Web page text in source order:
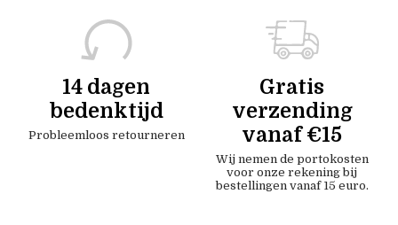
14 dagen
bedenktijd
Probleemloos retourneren
Gratis
verzending
vanaf €15
Wij nemen de portokosten
voor onze rekening bij
bestellingen vanaf 15 euro.